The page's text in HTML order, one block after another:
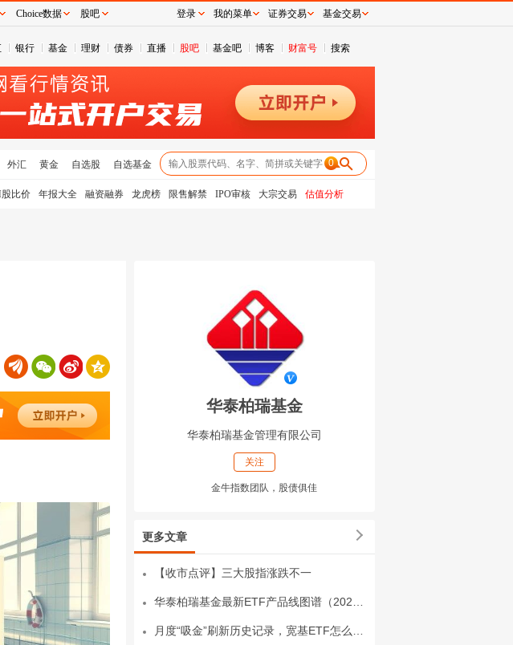
银行 基金 理财 债券 直播 股吧 基金吧 博客 财富号 搜索
外汇 黄金 自选股 自选基金 0
比价 年报大全 融资融券 龙虎榜 限售解禁 IPO审核 大宗交易 估值分析
华泰柏瑞基金
华泰柏瑞基金管理有限公司
关注
金牛指数团队，股债俱佳
更多文章
【收市点评】三大股指涨跌不一
Choice数据 股吧 登录 我的菜单 证券交易 基金交易